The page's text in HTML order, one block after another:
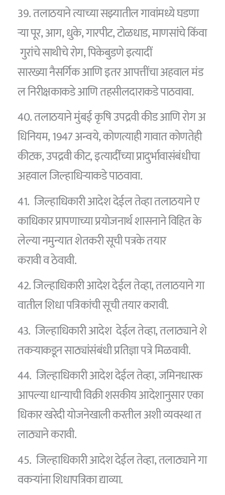
39. तलाठयाने त्याच्या सझ्यातील गावांमध्ये घडणा
र्‍या पूर, आग, धुके, गारपीट, टोळधाड, माणसांचे किंवा
गुरांचे साथीचे रोग, पिकेबुडणे इत्यादीं
सारख्या नैसर्गिक आणि इतर आपत्तींचा अहवाल मंड
ल निरीक्षकाकडे आणि तहसीलदाराकडे पाठवावा.
40. तलाठयाने मुंबई कृषि उपद्रवी कीड आणि रोग अ
धिनियम, 1947 अन्वये, कोणत्याही गावात कोणतेही
कीटक, उपद्रवी कीट, इत्यादींंच्या प्रादुर्भावासंबंधीचा
अहवाल जिल्हाधिऱ्याकडे पाठवावा.
41. जिल्हाधिकारी आदेश देईल तेव्हा तलाठयाने ए
काधिकार प्रापणाच्या प्रयोजनार्थ शासनाने विहित के
लेल्या नमुन्यात शेतकरी सूची पत्रके तयार
करावी व ठेवावी.
42. जिल्हाधिकारी आदेश देईल तेव्हा, तलाठयाने गा
वातील शिधा पत्रिकांची सूची तयार करावी.
43. जिल्हाधिकारी आदेश देईल तेव्हा, तलाठ्याने शे
तकर्‍याकडून साठ्यांसंबंधी प्रतिज्ञा पत्रे मिळवावी.
44. जिल्हाधिकारी आदेश देईल तेव्हा, जमिनधारक
आपल्या धान्याची विक्री शसकीय आदेशानुसार एका
धिकार खरेदी योजनेखाली करतील अशी व्यवस्था त
लाठ्याने करावी.
45. जिल्हाधिकारी आदेश देईल तेव्हा, तलाठ्याने गा
वकऱ्यांना शिधापत्रिका द्याव्या.